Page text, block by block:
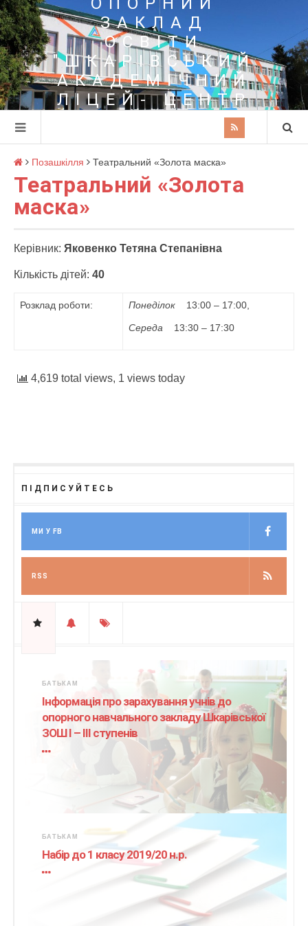
ЗАКЛАД
ОСВІТИ
"ШКАРІВСЬКИЙ
АКАДЕМІЧНИЙ
ЛІЦЕЙ- ЦЕНТР
ПОЗАШКІЛЬНОЇ
Позашкілля Театральний «Золота маска»
Театральний «Золота
маска»
Керівник: Яковенко Тетяна Степанівна
Кількість дітей: 40
Розклад роботи: Понеділок 13:00 – 17:00,
Середа 13:30 – 17:30
4,619 total views, 1 views today
ПІДПИСУЙТЕСЬ
МИ У FB
RSS
БАТЬКАМ
Інформація про зарахування учнів до
опорного навчального закладу Шкарівської
ЗОШ І – ІІІ ступенів
БАТЬКАМ
Набір до 1 класу 2019/20 н.р.